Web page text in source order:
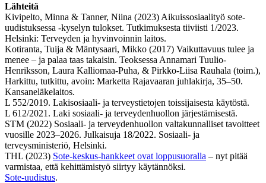
Lähteitä
Kivipelto, Minna & Tanner, Niina (2023) Aikuissosiaalityö sote-
uudistuksessa -kyselyn tulokset. Tutkimuksesta tiiviisti 1/2023.
Helsinki: Terveyden ja hyvinvoinnin laitos.
Kotiranta, Tuija & Mäntysaari, Mikko (2017) Vaikuttavuus tulee ja
menee – ja palaa taas takaisin. Teoksessa Annamari Tuulio-
Henriksson, Laura Kalliomaa-Puha, & Pirkko-Liisa Rauhala (toim.),
Harkittu, tutkittu, avoin: Marketta Rajavaaran juhlakirja, 35–50.
Kansaneläkelaitos.
L 552/2019. Lakisosiaali- ja terveystietojen toissijaisesta käytöstä.
L 612/2021. Laki sosiaali- ja terveydenhuollon järjestämisestä.
STM (2022) Sosiaali- ja terveydenhuollon valtakunnalliset tavoitteet
vuosille 2023–2026. Julkaisuja 18/2022. Sosiaali- ja
terveysministeriö, Helsinki.
THL (2023) Sote-keskus-hankkeet ovat loppusuoralla – nyt pitää
varmistaa, että kehittämistyö siirtyy käytännöksi.
Sote-uudistus.